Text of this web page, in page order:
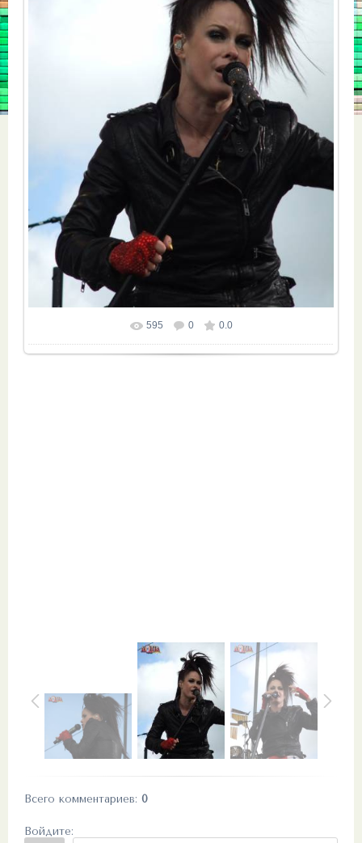
Размер фотографии: 600x800
595 0 0.0
Всего комментариев: 0
Войдите: